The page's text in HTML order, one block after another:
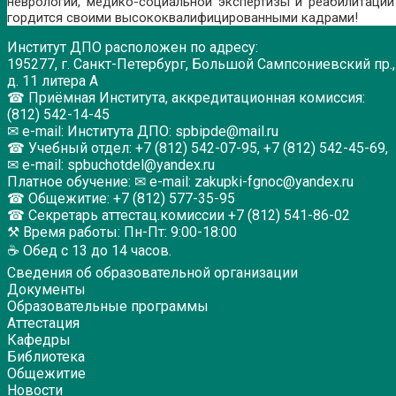
гордится своими высококвалифицированными кадрами!
Институт ДПО расположен по адресу:
195277, г. Санкт-Петербург, Большой Сампсониевский пр.,
д. 11 литера А
☎ Приёмная Института, аккредитационная комиссия:
(812) 542-14-45
✉ e-mail: Института ДПО: spbipde@mail.ru
☎ Учебный отдел: +7 (812) 542-07-95, +7 (812) 542-45-69,
✉ e-mail: spbuchotdel@yandex.ru
Платное обучение: ✉ e-mail: zakupki-fgnoc@yandex.ru
☎ Общежитие: +7 (812) 577-35-95
☎ Секретарь аттестац.комиссии +7 (812) 541-86-02
⚒ Время работы: Пн-Пт: 9:00-18:00
☕ Обед с 13 до 14 часов.
Сведения об образовательной организации
Документы
Образовательные программы
Аттестация
Кафедры
Библиотека
Общежитие
Новости